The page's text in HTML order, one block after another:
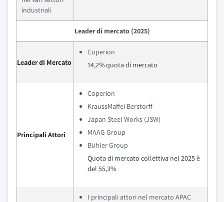
industriali
Leader di mercato (2025)
Leader di Mercato
Coperion
14,2% quota di mercato
Principali Attori
Coperion
KraussMaffei Berstorff
Japan Steel Works (JSW)
MAAG Group
Bühler Group
Quota di mercato collettiva nel 2025 è
del 55,3%
I principali attori nel mercato APAC